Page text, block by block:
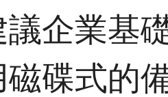
企業基
碟式的